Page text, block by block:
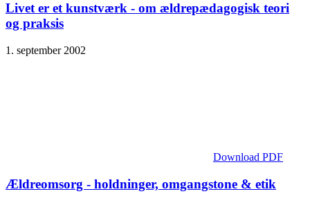
Livet er et kunstværk - om ældrepædagogisk teori
og praksis
1. september 2002
Download PDF
Ældreomsorg - holdninger, omgangstone & etik